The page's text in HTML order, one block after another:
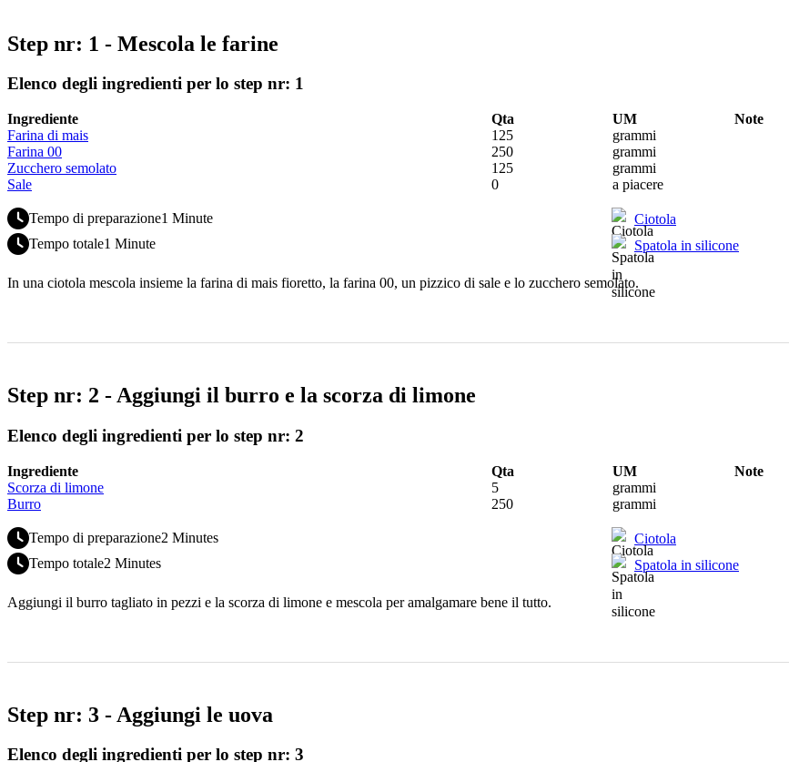
Step nr: 1 - Mescola le farine
Elenco degli ingredienti per lo step nr: 1
Ingrediente Qta UM
Note
Farina di mais
125
grammi
Farina 00
250
grammi
Zucchero semolato
125
grammi
Sale
0 a piacere
Tempo di preparazione1 Minute
Tempo totale1 Minute
Ciotola
Spatola in silicone
In una ciotola mescola insieme la farina di mais fioretto, la farina 00, un pizzico di sale e lo zucchero semolato.
Step nr: 2 - Aggiungi il burro e la scorza di limone
Elenco degli ingredienti per lo step nr: 2
Ingrediente Qta UM
Note
Scorza di limone
5
grammi
Burro
250 grammi
Tempo di preparazione2 Minutes
Tempo totale2 Minutes
Ciotola
Spatola in silicone
Aggiungi il burro tagliato in pezzi e la scorza di limone e mescola per amalgamare bene il tutto.
Step nr: 3 - Aggiungi le uova
Elenco degli ingredienti per lo step nr: 3